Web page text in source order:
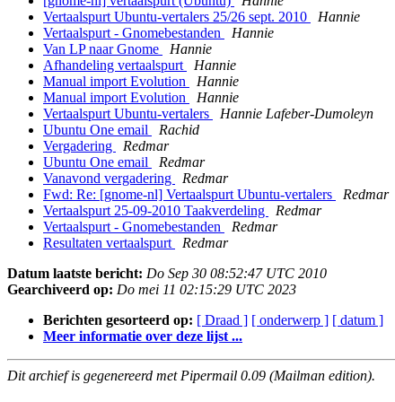
Vertaalspurt Ubuntu-vertalers 25/26 sept. 2010
Hannie
Vertaalspurt - Gnomebestanden
Hannie
Van LP naar Gnome
Hannie
Afhandeling vertaalspurt
Hannie
Manual import Evolution
Hannie
Manual import Evolution
Hannie
Vertaalspurt Ubuntu-vertalers
Hannie Lafeber-Dumoleyn
Ubuntu One email
Rachid
Vergadering
Redmar
Ubuntu One email
Redmar
Vanavond vergadering
Redmar
Fwd: Re: [gnome-nl] Vertaalspurt Ubuntu-vertalers
Redmar
Vertaalspurt 25-09-2010 Taakverdeling
Redmar
Vertaalspurt - Gnomebestanden
Redmar
Resultaten vertaalspurt
Redmar
Datum laatste bericht: Do Sep 30 08:52:47 UTC 2010
Gearchiveerd op: Do mei 11 02:15:29 UTC 2023
Berichten gesorteerd op: [ Draad ] [ onderwerp ] [ datum ]
Meer informatie over deze lijst ...
Dit archief is gegenereerd met Pipermail 0.09 (Mailman edition).